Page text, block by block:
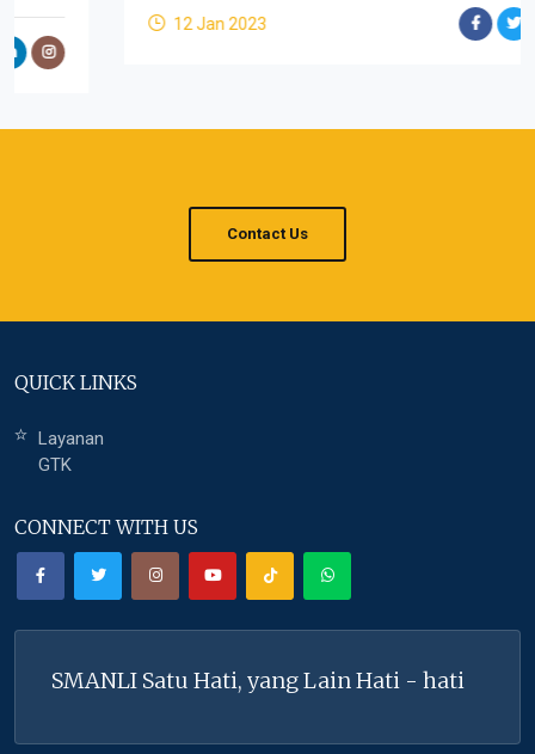
12 Jan 2023
Contact Us
QUICK LINKS
Layanan
GTK
CONNECT WITH US
SMANLI Satu Hati, yang Lain Hati - hati